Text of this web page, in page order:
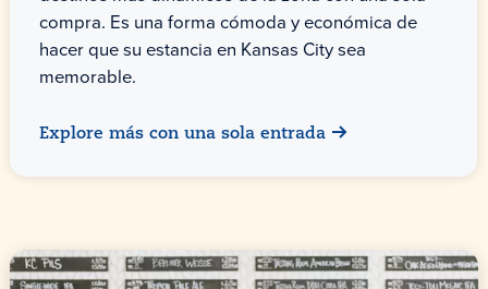
compra. Es una forma cómoda y económica de
hacer que su estancia en Kansas City sea
memorable.
Explore más con una sola entrada